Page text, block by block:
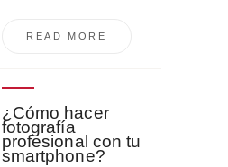
READ MORE
¿Cómo hacer
fotografía
profesional con tu
smartphone?